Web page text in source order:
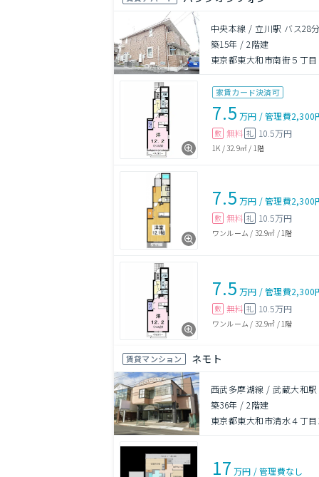
中央本線 / 立川駅 バス28
築15年 /2階建
東京都東大和市南街５丁目
家賃カード決済可
7.5 万円 /管理費2,300
敷 無料 礼 10.5万円
1K /32.9㎡ / 1階
7.5 万円 /管理費2,300
敷 無料 礼 10.5万円
ワンルーム / 32.9㎡ / 1階
7.5 万円 /管理費2,300
敷 無料 礼 10.5万円
ワンルーム / 32.9㎡ / 1階
賃貸マンション ネモト
西武多摩湖線 / 武蔵大和駅
築36年 /2階建
東京都東大和市清水４丁目
17 万円 /管理費なし